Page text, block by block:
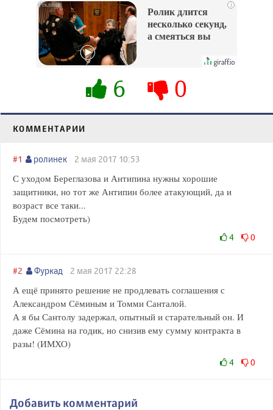
i
Ролик длится
несколько секунд,
а смеяться вы
6 0
КОММЕНТАРИИ
#1 ролинек 2 мая 2017 10:53
С уходом Береглазова и Антипина нужны хорошие
защитники, но тот же Антипин более атакующий, да и
возраст все таки...
Будем посмотреть)
4 0
#2 Фуркад 2 мая 2017 22:28
А ещё принято решение не продлевать соглашения с
Александром Сёминым и Томми Санталой.
А я бы Сантолу задержал, опытный и старательный он. И
даже Сёмина на годик, но снизив ему сумму контракта в
разы! (ИМХО)
4 0
Добавить комментарий